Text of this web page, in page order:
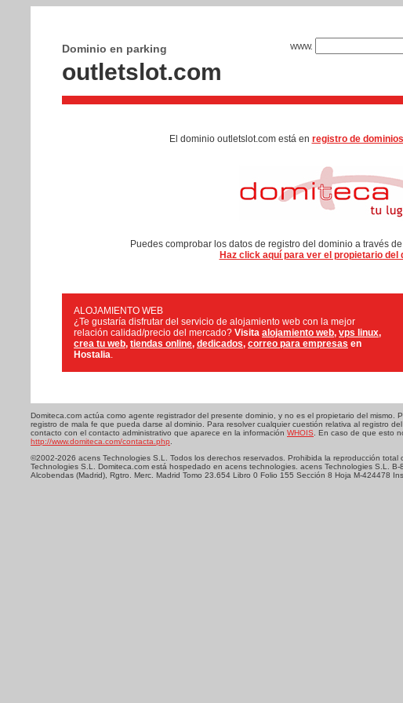
Dominio en parking
outletslot.com
WWW.
El dominio outletslot.com está en registro de dominios
Puedes comprobar los datos de registro del dominio a través
Haz click aquí para ver el propietario del
ALOJAMIENTO WEB
¿Te gustaría disfrutar del servicio de alojamiento web con la mejor
relación calidad/precio del mercado? Visita alojamiento web, vps linux,
crea tu web, tiendas online, dedicados, correo para empresas en
Hostalia.
Domiteca.com actúa como agente registrador del presente dominio, y no es el propietario del mismo.
registro de mala fe que pueda darse al dominio. Para resolver cualquier cuestión relativa al registro
contacto con el contacto administrativo que aparece en la información WHOIS . En caso de que esto
http://www.domiteca.com/contacta.php
©2002-2026 acens Technologies S.L. Todos los derechos reservados. Prohibida la reproducción total
Technologies S.L. Domiteca.com está hospedado en acens technologies. acens Technologies S.L.
Alcobendas (Madrid), Rgtro. Merc. Madrid Tomo 23.654 Libro 0 Folio 155 Sección 8 Hoja M-424478